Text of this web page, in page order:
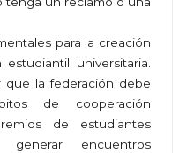
para la creación
universitaria.
que la federación debe
de cooperación
de estudiantes
generar encuentros